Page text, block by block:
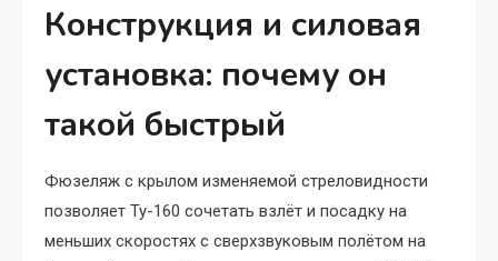
Конструкция и силовая
установка: почему он
такой быстрый
Фюзеляж с крылом изменяемой стреловидности
позволяет Ту-160 сочетать взлёт и посадку на
меньших скоростях с сверхзвуковым полётом на